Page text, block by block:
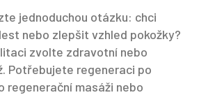
jednoduchou otázku: chci
nebo zlepšit vzhled pokožky?
zvolte zdravotní nebo
Potřebujete regeneraci po
regenerační masáži nebo